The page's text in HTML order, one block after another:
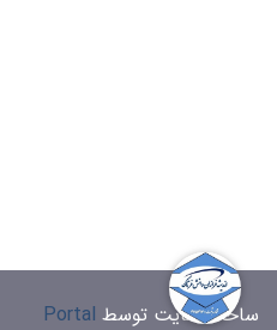
ساخت سایت توسط Portal